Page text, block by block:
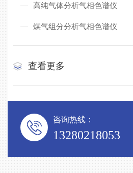
高纯气体分析气相色谱仪
煤气组分分析气相色谱仪
查看更多
咨询热线：
13280218053